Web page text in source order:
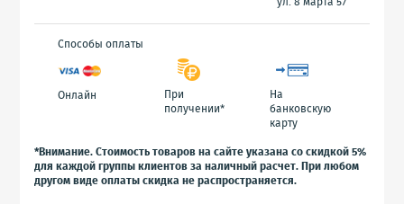
Способы оплаты
Онлайн
При
получении*
На
банковскую
карту
*Внимание. Стоимость товаров на сайте указана со скидкой 5%
для каждой группы клиентов за наличный расчет. При любом
другом виде оплаты скидка не распространяется.